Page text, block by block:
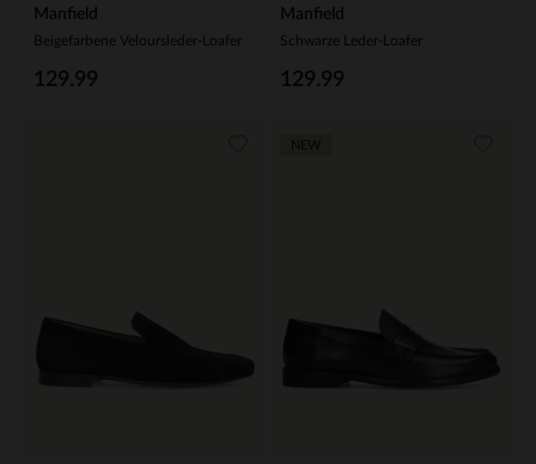
Manfield
Beigefarbene Veloursleder-Loafer
129.99
Manfield
Schwarze Leder-Loafer
129.99